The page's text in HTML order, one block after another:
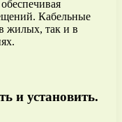
Кабельные
жилых, так и в
и установить.